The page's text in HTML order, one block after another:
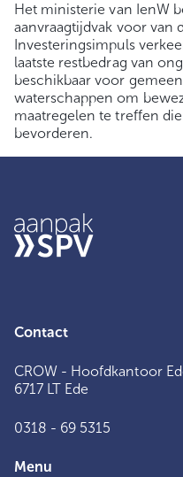
Het ministerie van IenW
aanvraagtijdvak voor van
Investeringsimpuls
laatste restbedrag van
beschikbaar voor
waterschappen om
maatregelen te treffen
bevorderen.
Contact
CROW - Hoofdkantoor
6717 LT Ede
0318 - 69 5315
Menu